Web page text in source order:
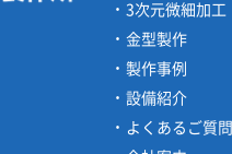
3次元微細加工
金型製作
製作事例
設備紹介
よくあるご質問